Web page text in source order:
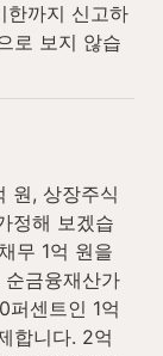
한까지 신고하
로 보지 않습
원, 상장주식
정해 보겠습
무 1억 원을
금융재산가
센트인 1억
합니다. 2억